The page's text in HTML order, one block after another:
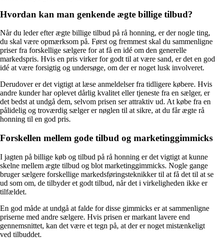
Hvordan kan man genkende ægte billige tilbud?
Når du leder efter ægte billige tilbud på rå honning, er der nogle ting,
du skal være opmærksom på. Først og fremmest skal du sammenligne
priser fra forskellige sælgere for at få en idé om den generelle
markedspris. Hvis en pris virker for godt til at være sand, er det en god
idé at være forsigtig og undersøge, om der er noget lusk involveret.
Derudover er det vigtigt at læse anmeldelser fra tidligere købere. Hvis
andre kunder har oplevet dårlig kvalitet eller tjeneste fra en sælger, er
det bedst at undgå dem, selvom prisen ser attraktiv ud. At købe fra en
pålidelig og troværdig sælger er nøglen til at sikre, at du får ægte rå
honning til en god pris.
Forskellen mellem gode tilbud og marketinggimmicks
I jagten på billige køb og tilbud på rå honning er det vigtigt at kunne
skelne mellem ægte tilbud og blot marketinggimmicks. Nogle gange
bruger sælgere forskellige markedsføringsteknikker til at få det til at se
ud som om, de tilbyder et godt tilbud, når det i virkeligheden ikke er
tilfældet.
En god måde at undgå at falde for disse gimmicks er at sammenligne
priserne med andre sælgere. Hvis prisen er markant lavere end
gennemsnittet, kan det være et tegn på, at der er noget mistænkeligt
ved tilbuddet.